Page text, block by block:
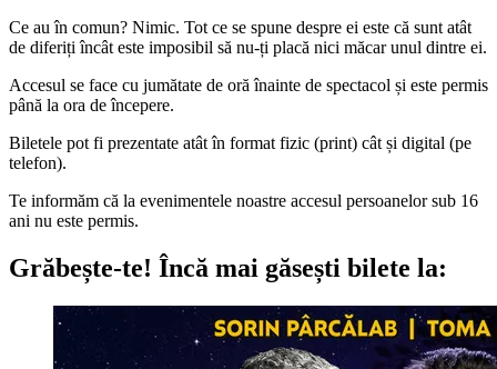
Ce au în comun? Nimic. Tot ce se spune despre ei este că sunt atât
de diferiți încât este imposibil să nu-ți placă nici măcar unul dintre ei.
Accesul se face cu jumătate de oră înainte de spectacol și este permis
până la ora de începere.
Biletele pot fi prezentate atât în format fizic (print) cât și digital (pe
telefon).
Te informăm că la evenimentele noastre accesul persoanelor sub 16
ani nu este permis.
Grăbește-te! Încă mai găsești bilete la: